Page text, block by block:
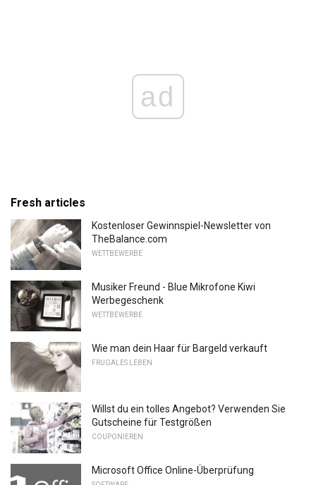
ad
Fresh articles
Kostenloser Gewinnspiel-Newsletter von
TheBalance.com
WETTBEWERBE
Musiker Freund - Blue Mikrofone Kiwi
Werbegeschenk
WETTBEWERBE
Wie man dein Haar für Bargeld verkauft
FRUGALES LEBEN
Willst du ein tolles Angebot? Verwenden Sie
Gutscheine für Testgrößen
COUPONIEREN
Microsoft Office Online-Überprüfung